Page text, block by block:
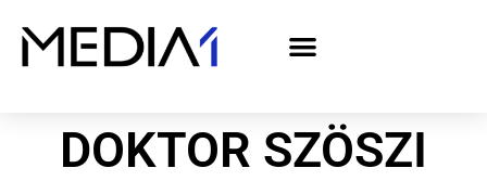
DOKTOR SZÖSZI